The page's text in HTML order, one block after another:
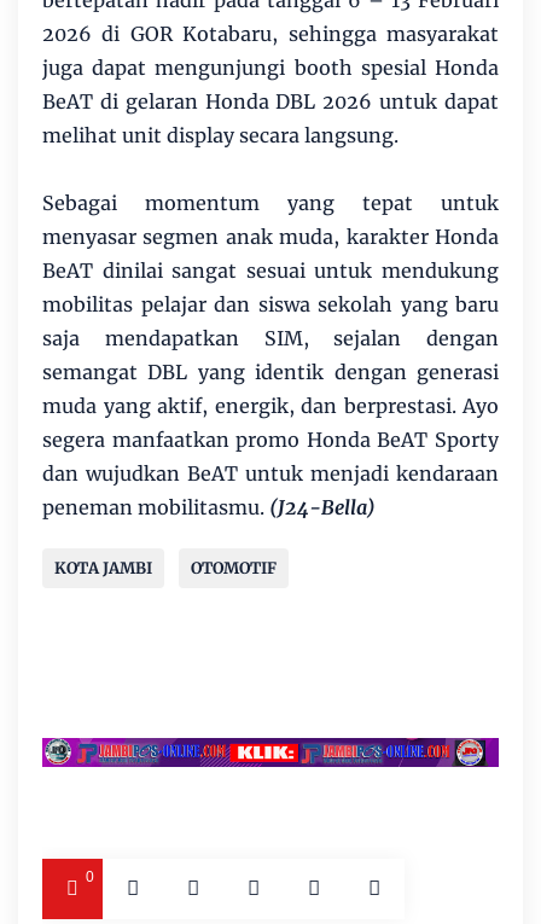
2026 di GOR Kotabaru, sehingga masyarakat
juga dapat mengunjungi booth spesial Honda
BeAT di gelaran Honda DBL 2026 untuk dapat
melihat unit display secara langsung.
Sebagai momentum yang tepat untuk
menyasar segmen anak muda, karakter Honda
BeAT dinilai sangat sesuai untuk mendukung
mobilitas pelajar dan siswa sekolah yang baru
saja mendapatkan SIM, sejalan dengan
semangat DBL yang identik dengan generasi
muda yang aktif, energik, dan berprestasi. Ayo
segera manfaatkan promo Honda BeAT Sporty
dan wujudkan BeAT untuk menjadi kendaraan
peneman mobilitasmu. (J24-Bella)
KOTA JAMBI OTOMOTIF
0